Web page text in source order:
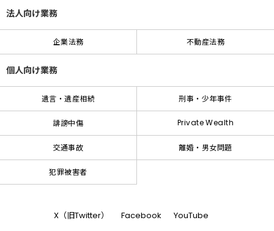
法人向け業務
企業法務 不動産法務
個人向け業務
遺言・遺産相続 刑事・少年事件
誹謗中傷 Private Wealth
交通事故 離婚・男女問題
犯罪被害者
X（旧Twitter） Facebook YouTube